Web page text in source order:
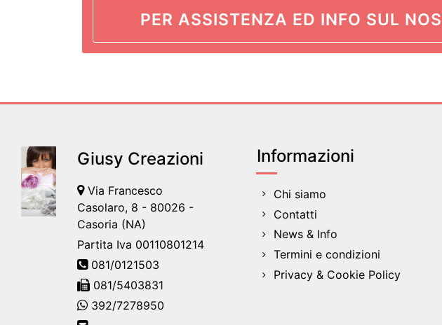
PER ASSISTENZA ED INFO SUL
Giusy Creazioni
Via Francesco
Casolaro, 8 - 80026 -
Casoria (NA)
Partita Iva 00110801214
081/0121503
081/5403831
392/7278950
Informazioni
Chi siamo
Contatti
News & Info
Termini e condizioni
Privacy & Cookie Policy